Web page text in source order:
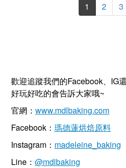
1 2 3
歡迎追蹤我們的Facebook、IG
好玩好吃的會告訴大家哦~
官網： www.mdlbaking.com
Facebook： 瑪德蓮烘焙原料
Instagram： madeleine_baking
Line： @mdlbaking